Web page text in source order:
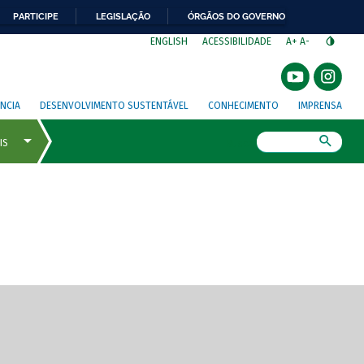
PARTICIPE LEGISLAÇÃO ÓRGÃOS DO GOVERNO
ENGLISH ACESSIBILIDADE A+ A-
DESENVOLVIMENTO SUSTENTÁVEL CONHECIMENTO IMPRENSA
de tela